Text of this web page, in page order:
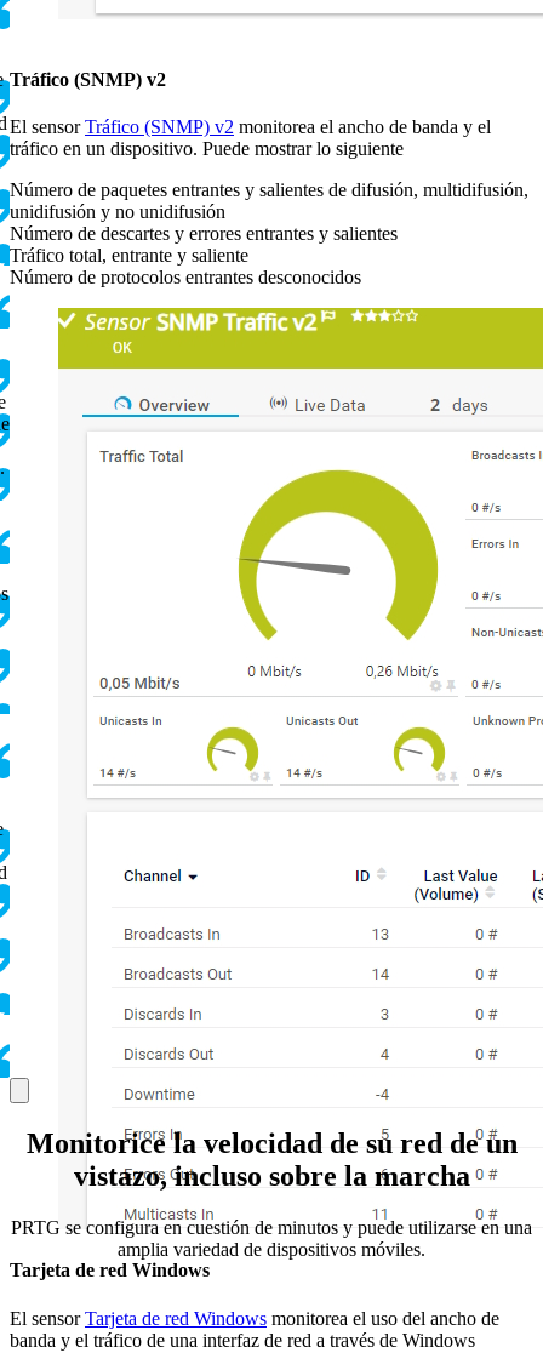
Tráfico (SNMP) v2
El sensorTráfico (SNMP) v2 monitorea el ancho de banda y el
tráfico en un dispositivo. Puede mostrar lo siguiente
Número de paquetes entrantes y salientes de difusión, multidifusión,
unidifusión y no unidifusión
Número de descartes y errores entrantes y salientes
Tráfico total, entrante y saliente
Número de protocolos entrantes desconocidos
Tarjeta de red Windows
El sensorTarjeta de red Windows monitorea el uso del ancho de
banda y el tráfico de una interfaz de red a través de Windows
Monitorice la velocidad de su red de un
vistazo, incluso sobre la marcha
PRTG se configura en cuestión de minutos y puede utilizarse en una
amplia variedad de dispositivos móviles.